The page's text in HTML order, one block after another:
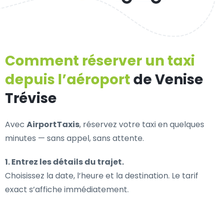
Comment réserver un taxi
depuis l’aéroport de Venise
Trévise
Avec AirportTaxis, réservez votre taxi en quelques
minutes — sans appel, sans attente.
1. Entrez les détails du trajet.
Choisissez la date, l’heure et la destination. Le tarif
exact s’affiche immédiatement.